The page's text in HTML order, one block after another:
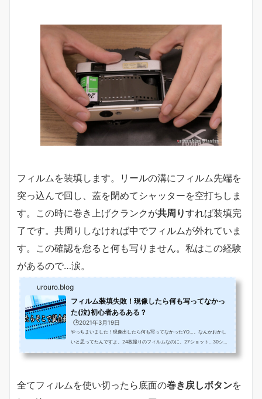
フィルムを装填します。リールの溝にフィルム先端を
突っ込んで回し、蓋を閉めてシャッターを空打ちしま
す。この時に巻き上げクランクが共周りすれば装填完
了です。共周りしなければ中でフィルムが外れていま
す。この確認を怠ると何も写りません。私はこの経験
があるので…涙。
urouro.blog
フィルム装填失敗！現像したら何も写ってなかっ
た(泣)初心者あるある？
🕒️2021年3月19日
やっちまいました！現像出したら何も写ってなかったYO…。なんかおかし
いと思ってたんですよ。24枚撮りのフィルムなのに、27ショット…30ショ
全てフィルムを使い切ったら底面の巻き戻しボタンを